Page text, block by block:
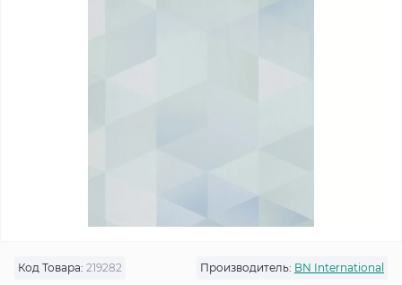
Код Товара: 219282 Производитель: BN International